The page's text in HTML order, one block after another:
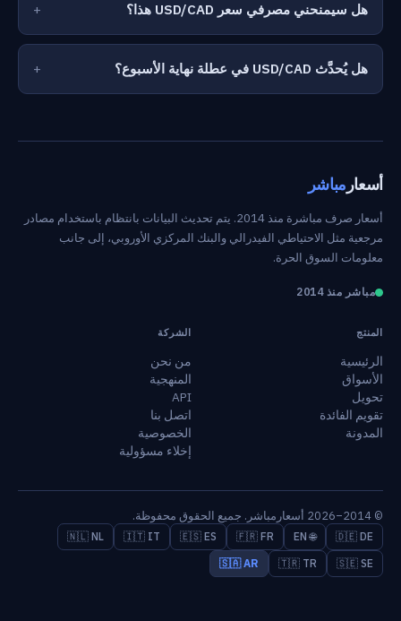
هل سيمنحني مصرفي سعر USD/CAD هذا؟
هل يُحدَّث USD/CAD في عطلة نهاية الأسبوع؟
أسعار مباشر
أسعار صرف مباشرة منذ 2014. يتم تحديث البيانات بانتظام باستخدام مصادر
مرجعية مثل الاحتياطي الفيدرالي والبنك المركزي الأوروبي، إلى جانب
معلومات السوق الحرة.
مباشر منذ 2014
المنتج
الرئيسية
الأسواق
تحويل
تقويم الفائدة
المدونة
الشركة
من نحن
المنهجية
API
اتصل بنا
الخصوصية
إخلاء مسؤولية
© 2014–2026 أسعارمباشر. جميع الحقوق محفوظة.
🇩🇪 DE
🌐 EN
🇫🇷 FR
🇪🇸 ES
🇮🇹 IT
🇳🇱 NL
🇸🇪 SE
🇹🇷 TR
🇸🇦 AR